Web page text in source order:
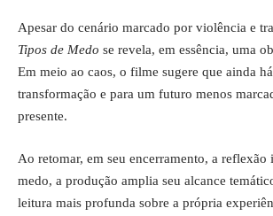
Apesar do cenário marcado por violência e
Tipos de Medo se revela, em essência, uma
Em meio ao caos, o filme sugere que ainda
transformação e para um futuro menos
presente.
Ao retomar, em seu encerramento, a reflexão
medo, a produção amplia seu alcance
leitura mais profunda sobre a própria